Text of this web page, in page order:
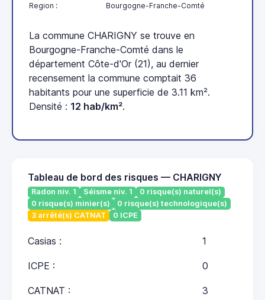
Region : Bourgogne-Franche-Comté
La commune CHARIGNY se trouve en
Bourgogne-Franche-Comté dans le
département Côte-d'Or (21), au dernier
recensement la commune comptait 36
habitants pour une superficie de 3.11 km².
Densité : 12 hab/km².
Tableau de bord des risques — CHARIGNY
Radon niv. 1 Séisme niv. 1
0 risque(s) naturel(s)
0 risque(s) minier(s)
0 risque(s) technologique(s)
3 arrêté(s) CATNAT
0 ICPE
Casias : 1
ICPE : 0
CATNAT : 3